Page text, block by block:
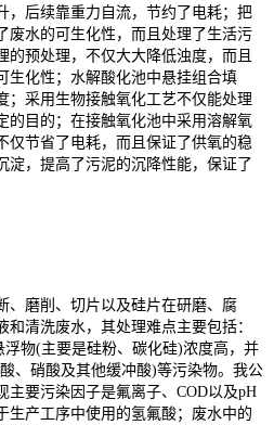
，后续靠重力自流，节约了电耗；把
废水的可生化性，而且处理了生活污
的预处理，不仅大大降低浊度，而且
生化性；水解酸化池中悬挂组合填
；采用生物接触氧化工艺不仅能处理
的目的；在接触氧化池中采用溶解氧
仅节省了电耗，而且保证了供氧的稳
淀，提高了污泥的沉降性能，保证了
、磨削、切片以及硅片在研磨、腐
清洗废水，其处理难点主要包括：
物(主要是硅粉、碳化硅)浓度高，并
、硝酸及其他缓冲酸)等污染物。我公
主要污染因子是氟离子、COD以及pH
生产工序中使用的氢氟酸；废水中的